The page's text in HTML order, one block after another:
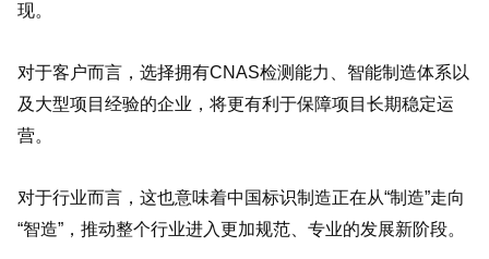
现。
对于客户而言，选择拥有CNAS检测能力、智能制造体系以
及大型项目经验的企业，将更有利于保障项目长期稳定运
营。
对于行业而言，这也意味着中国标识制造正在从“制造”走向
“智造”，推动整个行业进入更加规范、专业的发展新阶段。